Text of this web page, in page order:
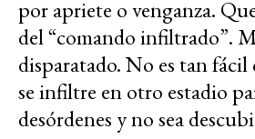
por apriete o venganza.
del “comando infiltrado”.
disparatado. No es tan
se infiltre en otro estadio
desórdenes y no sea